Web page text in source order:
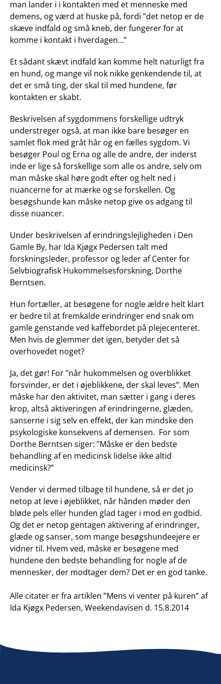
man lander i i kontakten med et menneske med
demens, og værd at huske på, fordi ”det netop er de
skæve indfald og små kneb, der fungerer for at
komme i kontakt i hverdagen…”
Et sådant skævt indfald kan komme helt naturligt fra
en hund, og mange vil nok nikke genkendende til, at
det er små ting, der skal til med hundene, før
kontakten er skabt.
Beskrivelsen af sygdommens forskellige udtryk
understreger også, at man ikke bare besøger en
samlet flok med gråt hår og en fælles sygdom. Vi
besøger Poul og Erna og alle de andre, der inderst
inde er lige så forskellige som alle os andre, selv om
man måske skal høre godt efter og helt ned i
nuancerne for at mærke og se forskellen. Og
besøgshunde kan måske netop give os adgang til
disse nuancer.
Under beskrivelsen af erindringslejligheden i Den
Gamle By, har Ida Kjøgx Pedersen talt med
forskningsleder, professor og leder af Center for
Selvbiografisk Hukommelsesforskning, Dorthe
Berntsen.
Hun fortæller, at besøgene for nogle ældre helt klart
er bedre til at fremkalde erindringer end snak om
gamle genstande ved kaffebordet på plejecenteret.
Men hvis de glemmer det igen, betyder det så
overhovedet noget?
Ja, det gør! For ”når hukommelsen og overblikket
forsvinder, er det i øjeblikkene, der skal leves”. Men
måske har den aktivitet, man sætter i gang i deres
krop, altså aktiveringen af erindringerne, glæden,
sanserne i sig selv en effekt, der kan mindske den
psykologiske konsekvens af demensen. For som
Dorthe Berntsen siger: ”Måske er den bedste
behandling af en medicinsk lidelse ikke altid
medicinsk?”
Vender vi dermed tilbage til hundene, så er det jo
netop at leve i øjeblikket, når hånden møder den
bløde pels eller hunden glad tager i mod en godbid.
Og det er netop gentagen aktivering af erindringer,
glæde og sanser, som mange besøgshundeejere er
vidner til. Hvem ved, måske er besøgene med
hundene den bedste behandling for nogle af de
mennesker, der modtager dem? Det er en god tanke.
Alle citater er fra artiklen ”Mens vi venter på kuren” af
Ida Kjøgx Pedersen, Weekendavisen d. 15.8.2014